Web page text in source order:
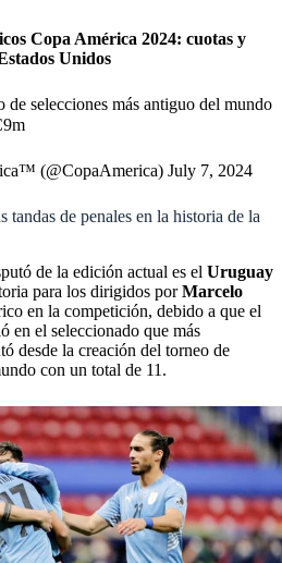
Copa América 2024: cuotas y
Unidos
selecciones más antiguo del mundo
(@CopaAmerica) July 7, 2024
tandas de penales en la historia de la
de la edición actual es el Uruguay
para los dirigidos porMarcelo
en la competición, debido a que el
en el seleccionado que más
desde la creación del torneo de
con un total de 11.